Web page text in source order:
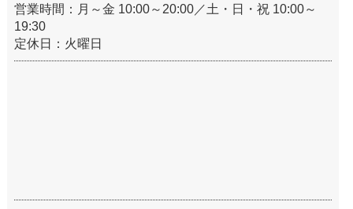
営業時間：月～金 10:00～20:00／土・日・祝 10:00～
19:30
定休日：火曜日